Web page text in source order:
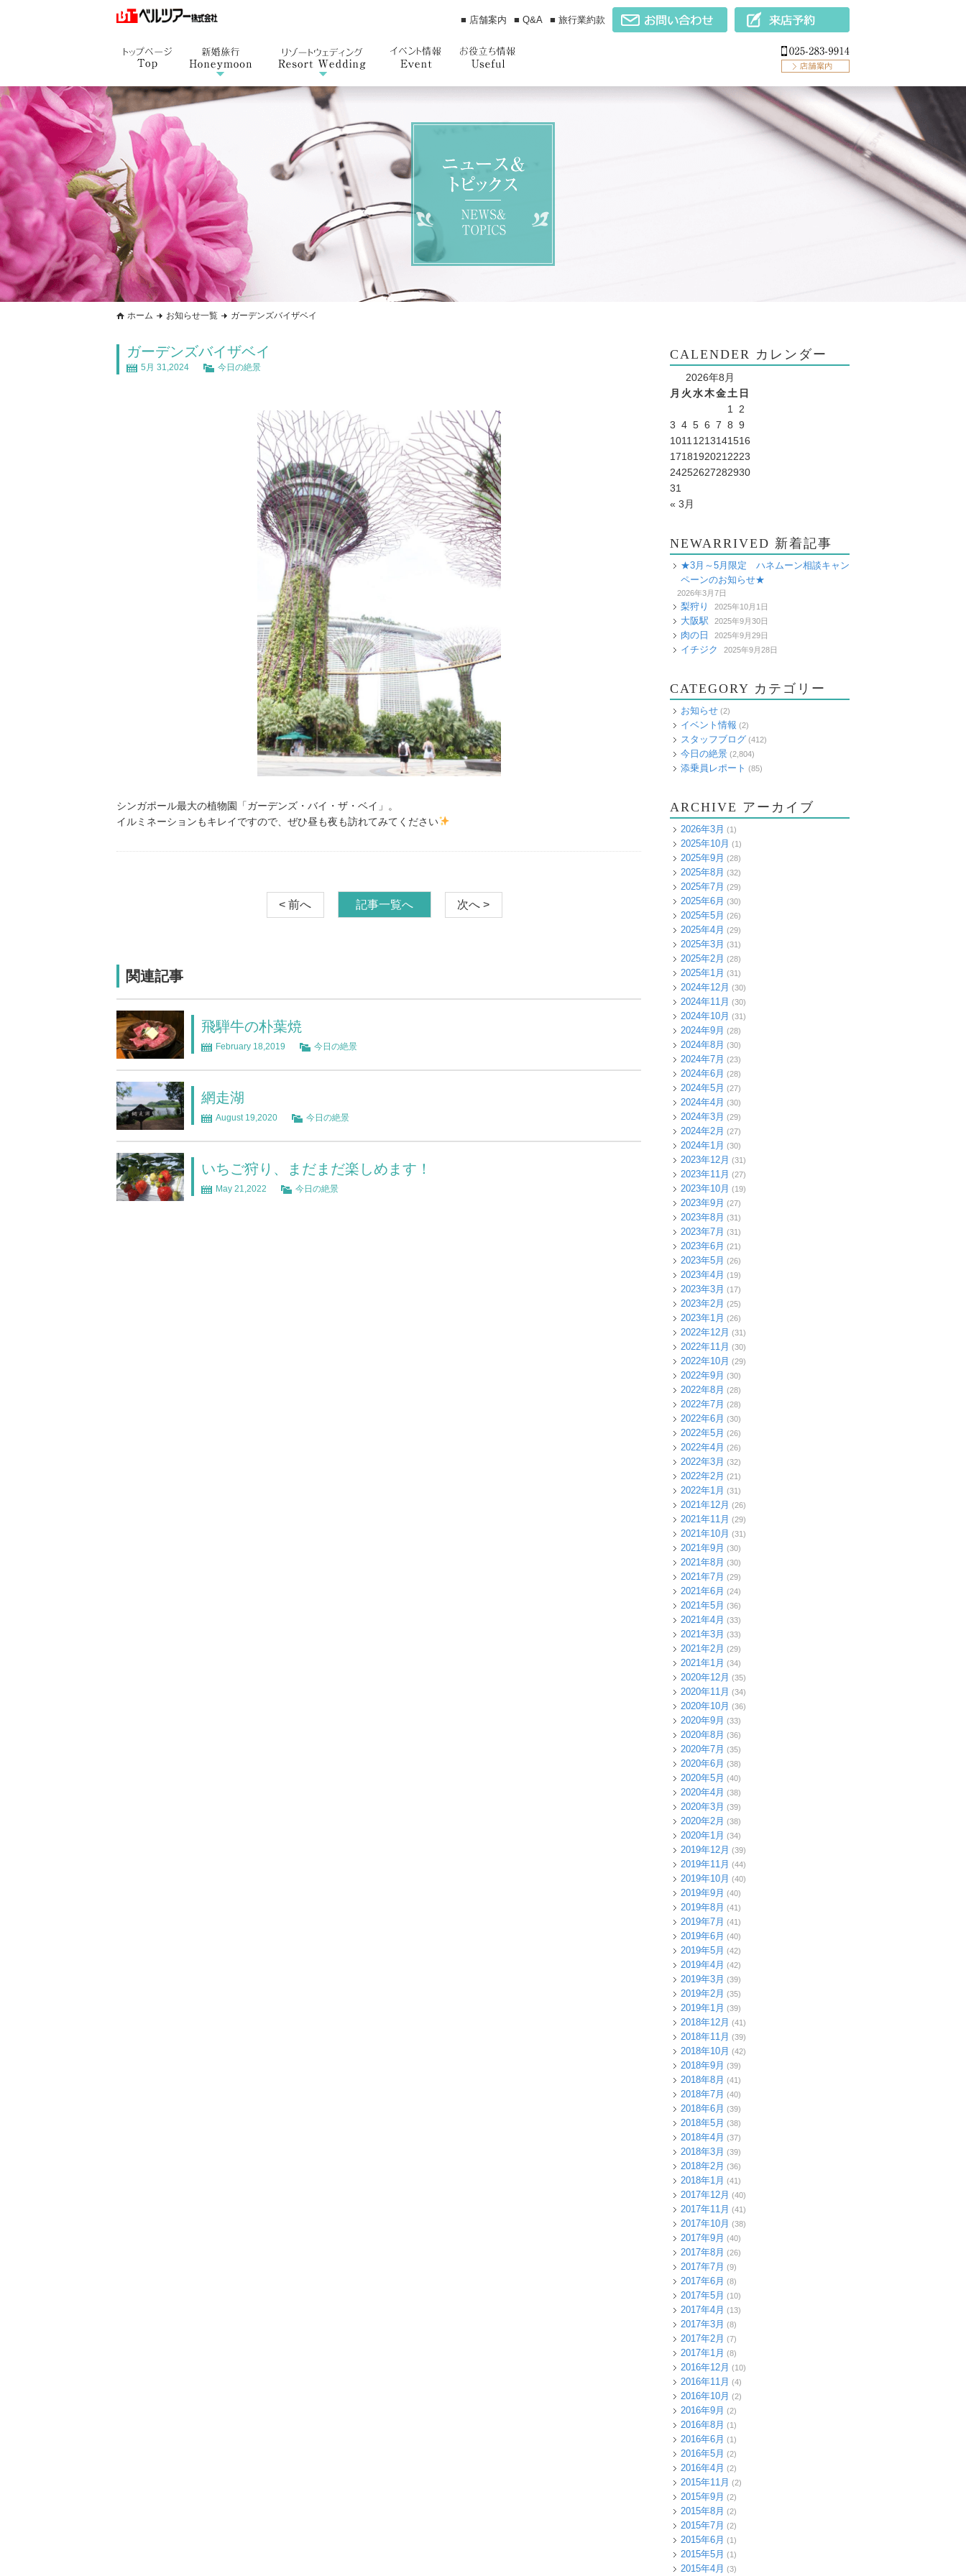
■ 店舗案内 ■ Q&A ■ 旅行業約款
ホーム お知らせ一覧 ガーデンズバイザベイ
ガーデンズバイザベイ
5月 31,2024 今日の絶景
シンガポール最大の植物園「ガーデンズ・バイ・ザ・ベイ」。
イルミネーションもキレイですので、ぜひ昼も夜も訪れてみてください
< 前へ 記事一覧へ 次へ >
関連記事
飛騨牛の朴葉焼
February 18,2019 今日の絶景
網走湖
August 19,2020 今日の絶景
いちご狩り、まだまだ楽しめます！
May 21,2022 今日の絶景
CALENDER カレンダー
2026年8月
月 火水木金土 日
1
2
3 4 5 6 7 8 9
1011 1213141516
1718192021 2223
24252627282930
31
« 3月
NEWARRIVED 新着記事
★3月～5月限定 ハネムーン相談キャン
ペーンのお知らせ★
2026年3月7日
梨狩り 2025年10月1日
大阪駅 2025年9月30日
肉の日 2025年9月29日
イチジク 2025年9月28日
CATEGORY カテゴリー
お知らせ (2)
イベント情報 (2)
スタッフブログ (412)
今日の絶景 (2,804)
添乗員レポート (85)
ARCHIVE アーカイブ
2026年3月 (1)
2025年10月 (1)
2025年9月 (28)
2025年8月 (32)
2025年7月 (29)
2025年6月 (30)
2025年5月 (26)
2025年4月 (29)
2025年3月 (31)
2025年2月 (28)
2025年1月 (31)
2024年12月 (30)
2024年11月 (30)
2024年10月 (31)
2024年9月 (28)
2024年8月 (30)
2024年7月 (23)
2024年6月 (28)
2024年5月 (27)
2024年4月 (30)
2024年3月 (29)
2024年2月 (27)
2024年1月 (30)
2023年12月 (31)
2023年11月 (27)
2023年10月 (19)
2023年9月 (27)
2023年8月 (31)
2023年7月 (31)
2023年6月 (21)
2023年5月 (26)
2023年4月 (19)
2023年3月 (17)
2023年2月 (25)
2023年1月 (26)
2022年12月 (31)
2022年11月 (30)
2022年10月 (29)
2022年9月 (30)
2022年8月 (28)
2022年7月 (28)
2022年6月 (30)
2022年5月 (26)
2022年4月 (26)
2022年3月 (32)
2022年2月 (21)
2022年1月 (31)
2021年12月 (26)
2021年11月 (29)
2021年10月 (31)
2021年9月 (30)
2021年8月 (30)
2021年7月 (29)
2021年6月 (24)
2021年5月 (36)
2021年4月 (33)
2021年3月 (33)
2021年2月 (29)
2021年1月 (34)
2020年12月 (35)
2020年11月 (34)
2020年10月 (36)
2020年9月 (33)
2020年8月 (36)
2020年7月 (35)
2020年6月 (38)
2020年5月 (40)
2020年4月 (38)
2020年3月 (39)
2020年2月 (38)
2020年1月 (34)
2019年12月 (39)
2019年11月 (44)
2019年10月 (40)
2019年9月 (40)
2019年8月 (41)
2019年7月 (41)
2019年6月 (40)
2019年5月 (42)
2019年4月 (42)
2019年3月 (39)
2019年2月 (35)
2019年1月 (39)
2018年12月 (41)
2018年11月 (39)
2018年10月 (42)
2018年9月 (39)
2018年8月 (41)
2018年7月 (40)
2018年6月 (39)
2018年5月 (38)
2018年4月 (37)
2018年3月 (39)
2018年2月 (36)
2018年1月 (41)
2017年12月 (40)
2017年11月 (41)
2017年10月 (38)
2017年9月 (40)
2017年8月 (26)
2017年7月 (9)
2017年6月 (8)
2017年5月 (10)
2017年4月 (13)
2017年3月 (8)
2017年2月 (7)
2017年1月 (8)
2016年12月 (10)
2016年11月 (4)
2016年10月 (2)
2016年9月 (2)
2016年8月 (1)
2016年6月 (1)
2016年5月 (2)
2016年4月 (2)
2015年11月 (2)
2015年9月 (2)
2015年8月 (2)
2015年7月 (2)
2015年6月 (1)
2015年5月 (1)
2015年4月 (3)